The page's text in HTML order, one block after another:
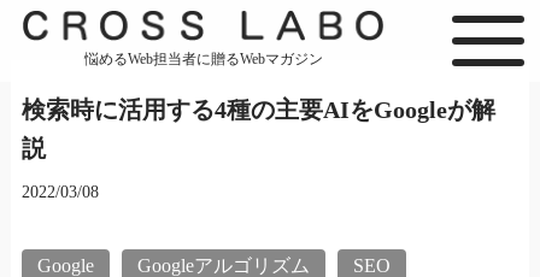
悩めるWeb担当者に贈るWebマガジン
検索時に活用する4種の主要AIをGoogleが解
説
2022/03/08
Google Googleアルゴリズム SEO